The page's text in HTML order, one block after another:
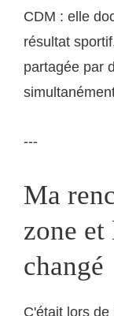
CDM : elle
résultat
partagée par
---
Ma
zone
changé
C'était lors